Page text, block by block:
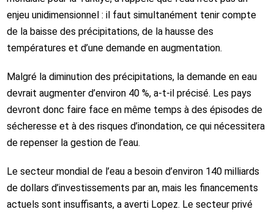
enjeu unidimensionnel : il faut simultanément tenir compte
de la baisse des précipitations, de la hausse des
températures et d’une demande en augmentation.
Malgré la diminution des précipitations, la demande en eau
devrait augmenter d’environ 40 %, a‑t‑il précisé. Les pays
devront donc faire face en même temps à des épisodes de
sécheresse et à des risques d’inondation, ce qui nécessitera
de repenser la gestion de l’eau.
Le secteur mondial de l’eau a besoin d’environ 140 milliards
de dollars d’investissements par an, mais les financements
actuels sont insuffisants, a averti Lopez. Le secteur privé